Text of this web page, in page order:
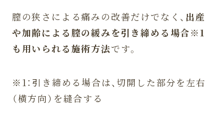
膣の狭さによる痛みの改善だけでなく、 出産
や加齢による膣の緩みを引き締める場合※1
も用いられる施術方法です。
※1：引き締める場合は、切開した部分を左右
（横方向）を縫合する